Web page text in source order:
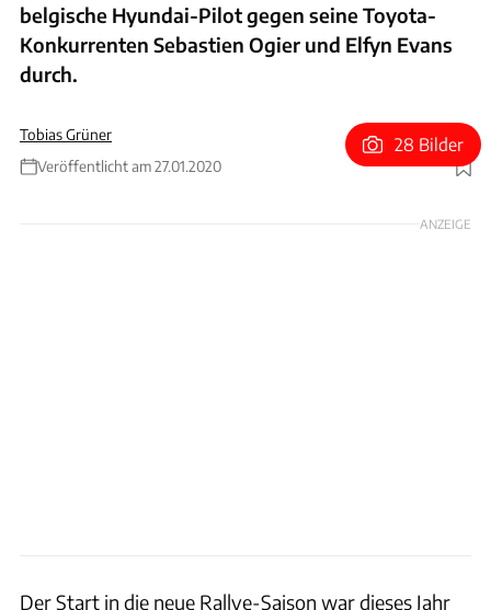
belgische Hyundai-Pilot gegen seine Toyota-
Konkurrenten Sebastien Ogier und Elfyn Evans
durch.
Tobias Grüner
Veröffentlicht am 27.01.2020
Foto: xpb
28 Bilder
ANZEIGE
Der Start in die neue Rallye-Saison war dieses Jahr